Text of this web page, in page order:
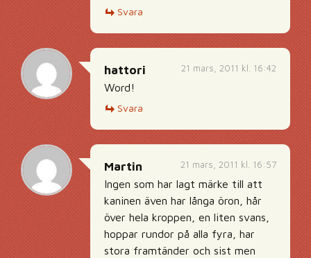
Svara
21 mars, 2011 kl. 16:42
hattori
Word!
Svara
21 mars, 2011 kl. 16:57
Martin
Ingen som har lagt märke till att
kaninen även har långa öron, hår
över hela kroppen, en liten svans,
hoppar rundor på alla fyra, har
stora framtänder och sist men